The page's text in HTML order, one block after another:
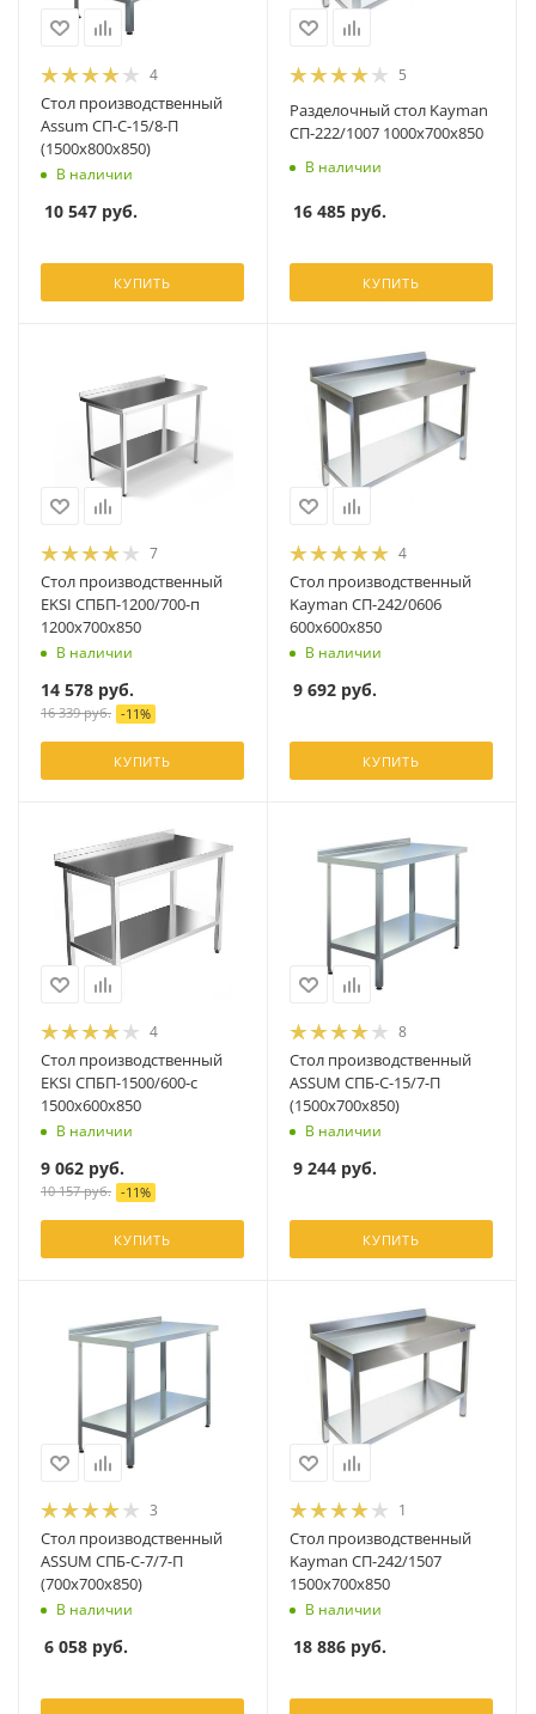
4
Стол производственный
Assum СП-С-15/8-П
(1500х800х850)
В наличии
10 547 руб.
КУПИТЬ
5
Разделочный стол Kayman
СП-222/1007 1000х700х850
В наличии
16 485 руб.
КУПИТЬ
7
Стол производственный
EKSI СПБП-1200/700-п
1200x700x850
В наличии
14 578 руб.
16 339руб. -11%
КУПИТЬ
4
Стол производственный
Kayman СП-242/0606
600х600х850
В наличии
9 692 руб.
КУПИТЬ
4
Стол производственный
EKSI СПБП-1500/600-с
1500x600x850
В наличии
9 062 руб.
10 157руб. -11%
КУПИТЬ
8
Стол производственный
ASSUM СПБ-С-15/7-П
(1500х700х850)
В наличии
9 244 руб.
КУПИТЬ
3
Стол производственный
ASSUM СПБ-С-7/7-П
(700х700х850)
В наличии
6 058 руб.
1
Стол производственный
Kayman СП-242/1507
1500х700х850
В наличии
18 886 руб.